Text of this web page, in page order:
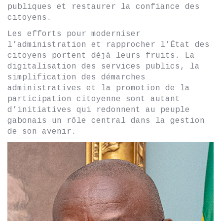
publiques et restaurer la confiance des
citoyens.
Les efforts pour moderniser
l’administration et rapprocher l’État des
citoyens portent déjà leurs fruits. La
digitalisation des services publics, la
simplification des démarches
administratives et la promotion de la
participation citoyenne sont autant
d’initiatives qui redonnent au peuple
gabonais un rôle central dans la gestion
de son avenir.